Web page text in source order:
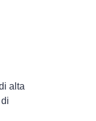
alta